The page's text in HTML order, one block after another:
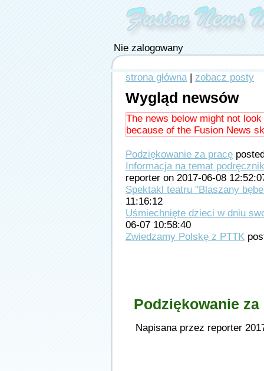
Nie zalogowany
strona główna| zobacz posty
Wygląd newsów
The news below might not
because of the Fusion News
Podziękowanie za pracę
Informacja na temat
reporter on 2017-06-08
Spektakl teatru "Blaszany
11:16:12
Uśmiechnięte dzieci w dniu
06-07 10:58:40
Zwiedzamy Polskę z PTTK
Podziękowanie za
Napisana przez reporter